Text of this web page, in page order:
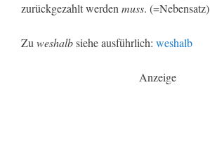
zurückgezahlt werden muss. (=Nebensatz)
Zu weshalbsiehe ausführlich: weshalb
Anzeige